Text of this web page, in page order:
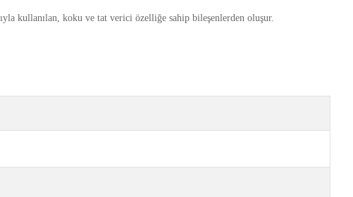
kullanılan, koku ve tat verici özelliğe sahip bileşenlerden oluşur.